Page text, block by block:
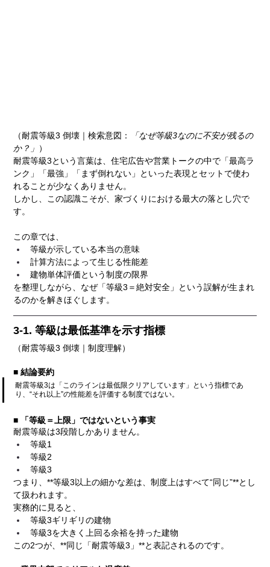
（耐震等級3 倒壊｜検索意図：
「なぜ等級3なのに不安が残るの
か？」 ）
耐震等級3という言葉は、住宅広告や営業トークの中で「最高ラ
ンク」「最強」「まず倒れない」といった表現とセットで使わ
れることが少なくありません。
しかし、この認識こそが、家づくりにおける最大の落とし穴で
す。
この章では、
等級が示している本当の意味
計算方法によって生じる性能差
建物単体評価という制度の限界
を整理しながら、なぜ「等級3＝絶対安全」という誤解が生まれ
るのかを解きほぐします。
3-1. 等級は最低基準を示す指標
（耐震等級3 倒壊｜制度理解）
■ 結論要約
耐震等級3は「このラインは最低限クリアしています」という指標であ
り、“それ以上”の性能差を評価する制度ではない。
■ 「等級＝上限」ではないという事実
耐震等級は3段階しかありません。
等級1
等級2
等級3
つまり、**等級3以上の細かな差は、制度上はすべて“同じ”**とし
て扱われます。
実務的に見ると、
等級3ギリギリの建物
等級3を大きく上回る余裕を持った建物
この2つが、**同じ「耐震等級3」**と表記されるのです。